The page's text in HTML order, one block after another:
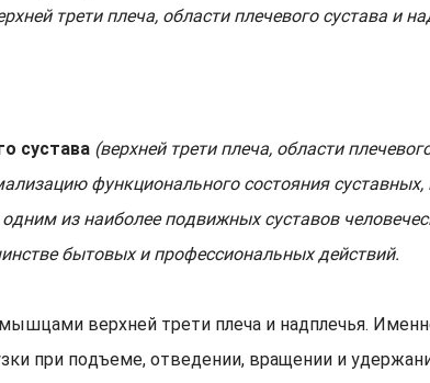
трети плеча, области плечевого сустава и
сустава (верхней трети плеча, области
функционального состояния
одним из наиболее подвижных суставов
бытовых и профессиональных действий.
верхней трети плеча и надплечья.
при подъеме, отведении, вращении и